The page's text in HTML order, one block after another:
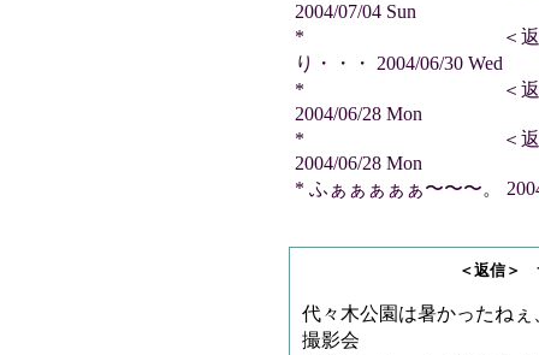
2004/07/04 Sun
* ＜返信＞ さす
り・・・ 2004/06/30 Wed
* ＜返信＞ ふく
2004/06/28 Mon
* ＜返信＞ サノ
2004/06/28 Mon
* ふぁぁぁぁぁ〜〜〜。
＜返信＞ サノゲッ
代々木公園は暑かったね
撮影会